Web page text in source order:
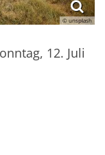
© unsplash
12. Juli